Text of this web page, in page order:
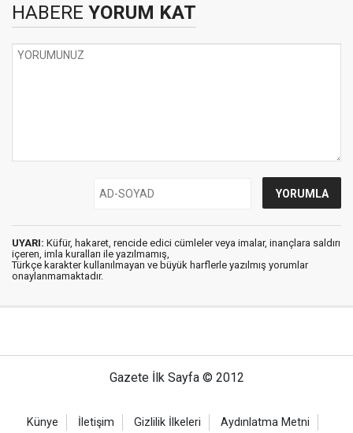
HABERE YORUM KAT
UYARI: Küfür, hakaret, rencide edici cümleler veya imalar, inançlara saldırı
içeren, imla kuralları ile yazılmamış,
Türkçe karakter kullanılmayan ve büyük harflerle yazılmış yorumlar
onaylanmamaktadır.
Gazete İlk Sayfa © 2012
Künye İletişim Gizlilik İlkeleri Aydınlatma Metni